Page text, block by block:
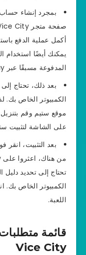
بمجرد إنشاء
أكمل عملية الدفع
يمكنك أيضًا استخدام
المدفوعة مسبقًا عبر Novaplay.
بعد ذلك، تحتاج
الكمبيوتر الخاص بك.
موقع ستيم وقم بتنزيل
على الشاشة لتثبيت
بعد التثبيت، انقر
تحتاج إلى تحديد دليل
الكمبيوتر الخاص بك.
اللعبة.
Vice City